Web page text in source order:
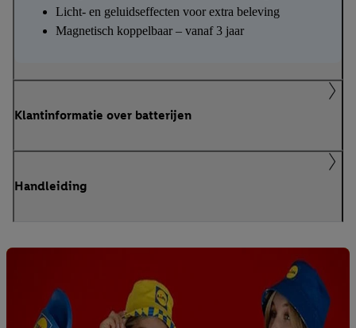
Licht- en geluidseffecten voor extra beleving
Magnetisch koppelbaar – vanaf 3 jaar
Klantinformatie over batterijen
Handleiding